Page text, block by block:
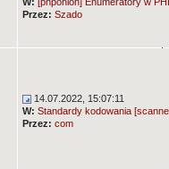
Przez: Szado
14.07.2022, 15:07:11
W: Standardy kodowania
Przez: com